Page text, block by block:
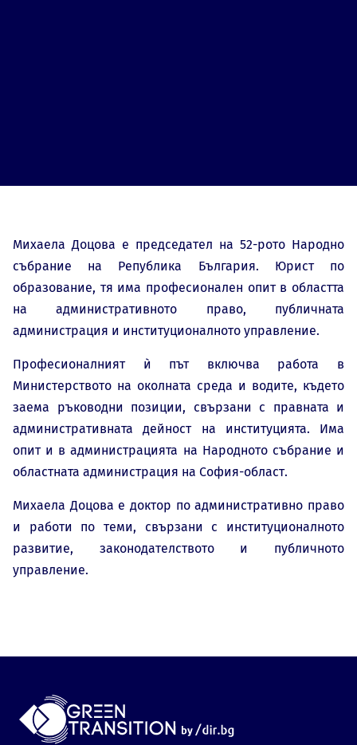
Михаела Доцова е председател на 52-рото Народно
събрание на Република България. Юрист по
образование, тя има професионален опит в областта
на административното право, публичната
администрация и институционалното управление.
Професионалният ѝ път включва работа в
Министерството на околната среда и водите, където
заема ръководни позиции, свързани с правната и
административната дейност на институцията. Има
опит и в администрацията на Народното събрание и
областната администрация на София-област.
Михаела Доцова е доктор по административно право
и работи по теми, свързани с институционалното
развитие, законодателството и публичното
управление.